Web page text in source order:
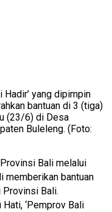
Hadir’ yang dipimpin
bantuan di 3 (tiga)
(23/6) di Desa
Buleleng. (Foto:
Bali melalui
memberikan bantuan
Provinsi Bali.
‘Pemprov Bali